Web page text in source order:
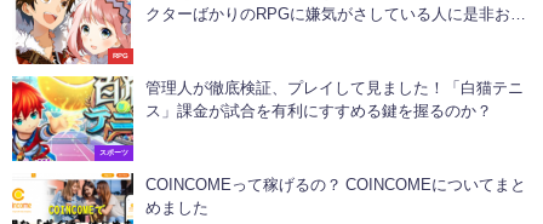
RPG
クターばかりのRPGに嫌気がさしている人に是非おす
スポーツ
管理人が徹底検証、プレイして見ました！「白猫テニ
ス」課金が試合を有利にすすめる鍵を握るのか？
COINCOMEって稼げるの？ COINCOMEについてまと
めました